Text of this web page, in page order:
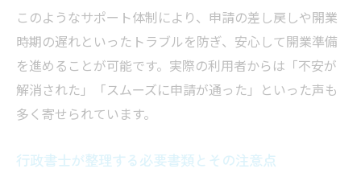
行政書士サービスで現地審査も安心対応
失敗しない群馬県申請の秘訣を徹底解説
行政書士が伝授する群馬県申請成功の秘訣
群馬県申請で失敗しない行政書士の活用術
行政書士目線の群馬県指定取得のポイント
このようなサポート体制により、申請の差し戻しや開業
時期の遅れといったトラブルを防ぎ、安心して開業準備
を進めることが可能です。実際の利用者からは「不安が
解消された」「スムーズに申請が通った」といった声も
多く寄せられています。
行政書士が整理する必要書類とその注意点